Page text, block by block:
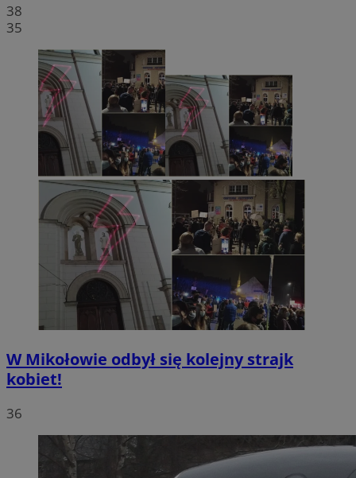
38
35
W Mikołowie odbył się kolejny strajk
kobiet!
36